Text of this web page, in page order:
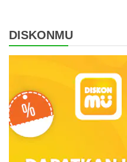
DISKONMU